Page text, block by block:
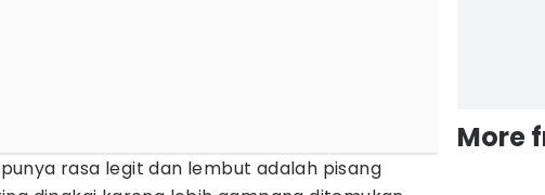
rasa legit dan lembut adalah pisang
More